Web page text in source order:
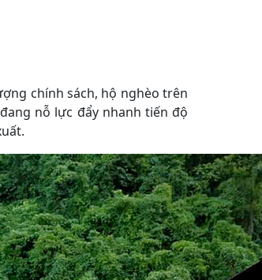
chính sách, hộ nghèo trên
nỗ lực đẩy nhanh tiến độ